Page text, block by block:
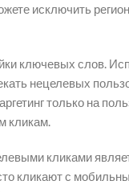
исключить
ключевых слов.
нецелевых
только на
кликам.
кликами
кликают с